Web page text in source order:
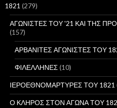
σ
1821 (279)
ΑΓΩΝΙΣΤΕΣ ΤΟΥ '21 ΚΑΙ ΤΗΣ
(157)
ΑΡΒΑΝΙΤΕΣ ΑΓΩΝΙΣΤΕΣ ΤΟΥ
ΦΙΛΕΛΛΗΝΕΣ (10)
ΙΕΡΟΕΘΝΟΜΑΡΤΥΡΕΣ ΤΟΥ 1821
Ο ΚΛΗΡΟΣ ΣΤΟΝ ΑΓΩΝΑ ΤΟΥ